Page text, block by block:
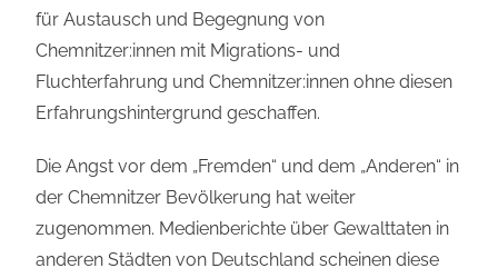
für Austausch und Begegnung von
Chemnitzer:innen mit Migrations- und
Fluchterfahrung und Chemnitzer:innen ohne diesen
Erfahrungshintergrund geschaffen.
Die Angst vor dem „Fremden“ und dem „Anderen“ in
der Chemnitzer Bevölkerung hat weiter
zugenommen. Medienberichte über Gewalttaten in
anderen Städten von Deutschland scheinen diese